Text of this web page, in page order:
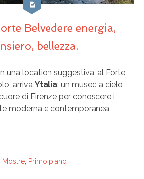
Belvedere energia,
bellezza.
una location suggestiva, al Forte
arriva Ytalia: un museo a cielo
di Firenze per conoscere i
moderna e contemporanea
Mostre, Primo piano